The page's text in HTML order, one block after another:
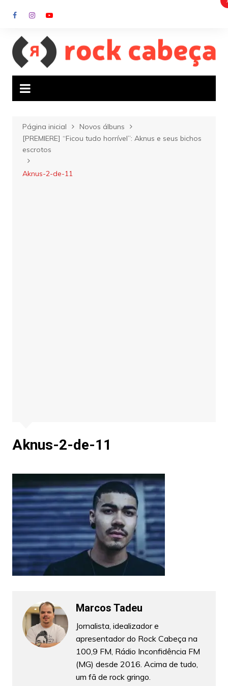
para
conteúdo
Página inicial
Novos álbuns
[PREMIERE] “Ficou tudo horrível”: Aknus e seus bichos
escrotos
Aknus-2-de-11
Aknus-2-de-11
Marcos Tadeu
Jornalista, idealizador e
apresentador do Rock Cabeça na
100,9 FM, Rádio Inconfidência FM
(MG) desde 2016. Acima de tudo,
um fã de rock gringo.